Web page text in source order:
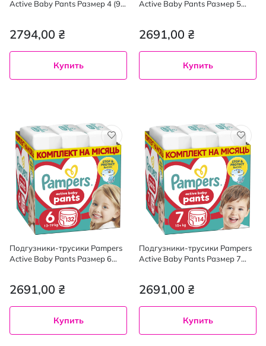
Active Baby Pants Размер 4 (9-
2794,00 ₴
Купить
Active Baby Pants Размер 5
2691,00 ₴
Купить
Подгузники-трусики Pampers
Active Baby Pants Размер 6
2691,00 ₴
Купить
Подгузники-трусики Pampers
Active Baby Pants Размер 7
2691,00 ₴
Купить